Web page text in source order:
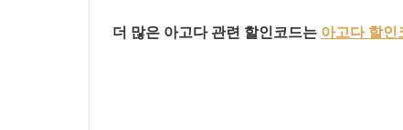
더 많은 아고다 관련 할인코드는 아고다 할인